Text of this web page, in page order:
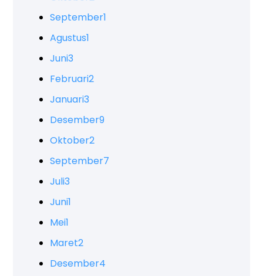
September1
Agustus1
Juni3
Februari2
Januari3
Desember9
Oktober2
September7
Juli3
Juni1
Mei1
Maret2
Desember4